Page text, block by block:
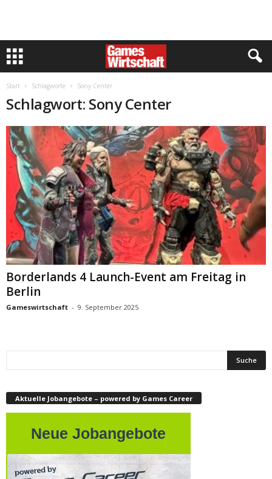
Start Schlagworte Sony Center
Schlagwort: Sony Center
Borderlands 4 Launch-Event am Freitag in
Berlin
Gameswirtschaft - 9. September 2025
Aktuelle Jobangebote – powered by Games Career